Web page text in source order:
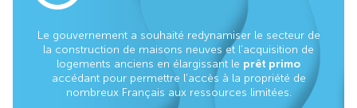
Le gouvernement a souhaité redynamiser le secteur de
la construction de maisons neuves et l’acquisition de
logements anciens en élargissant le prêt primo
accédant pour permettre l’accès à la propriété de
nombreux Français aux ressources limitées.